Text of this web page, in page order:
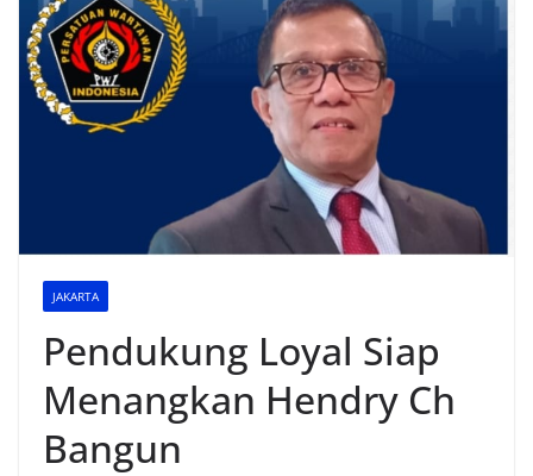
JAKARTA
Pendukung Loyal Siap
Menangkan Hendry Ch
Bangun